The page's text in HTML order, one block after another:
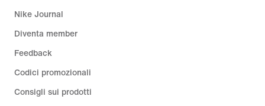
Nike Journal
Diventa member
Feedback
Codici promozionali
Consigli sui prodotti